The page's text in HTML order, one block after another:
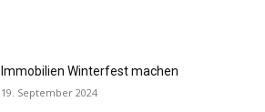
Immobilien Winterfest machen
19. September 2024